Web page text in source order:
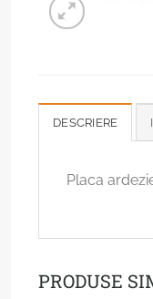
DESCRIERE
Placa
PRODUSE